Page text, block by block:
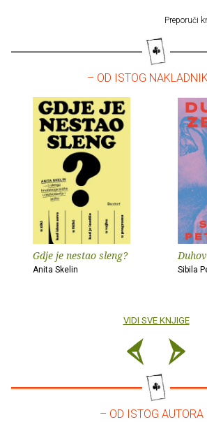
Preporuči
– OD ISTOG
Gdje je nestao sleng?
Anita Skelin Sibila
VIDI SVE KNJIGE
– OD ISTOG AUTORA